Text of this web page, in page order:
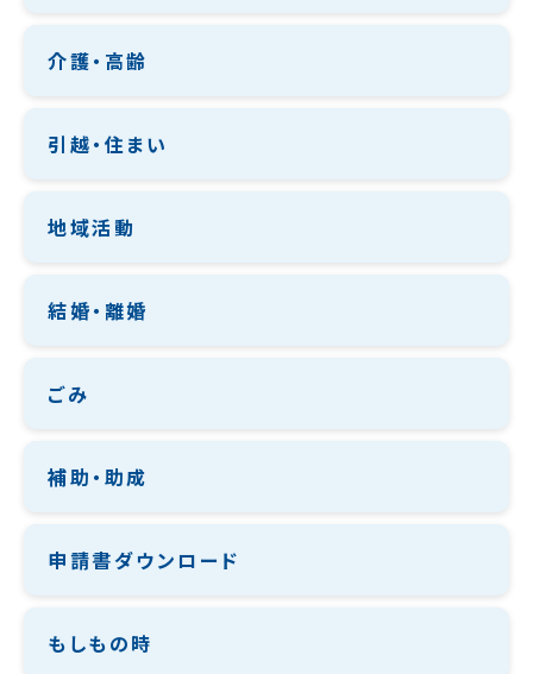
介護・高齢
引越・住まい
地域活動
結婚・離婚
ごみ
補助・助成
申請書ダウンロード
もしもの時